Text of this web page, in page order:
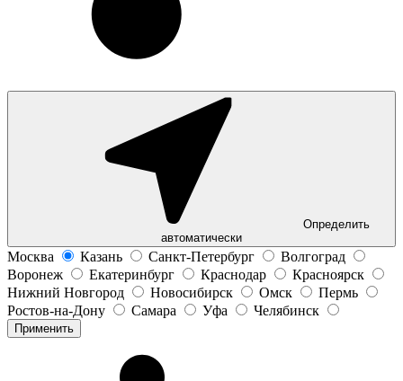
Определить
автоматически
Москва Казань Санкт-Петербург
Волгоград
Воронеж
Екатеринбург Краснодар
Красноярск
Нижний Новгород
Новосибирск Омск
Пермь
Ростов-на-Дону
Самара Уфа Челябинск
Применить